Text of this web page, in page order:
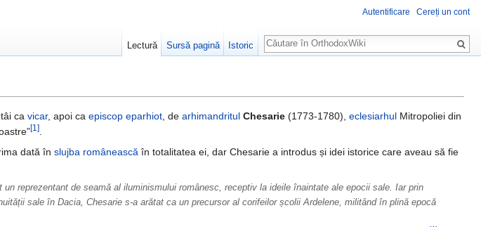
ca vicar, apoi ca episcop eparhiot, de arhimandritul Chesarie (1773-1780), eclesiarhul Mitropoliei din
[1].
dată în slujba românească în totalitatea ei, dar Chesarie a introdus și idei istorice care aveau să fie
reprezentant de seamă al iluminismului românesc, receptiv la ideile înaintate ale epocii sale. Iar prin
sale în Dacia, Chesarie s-a arătat ca un precursor al corifeilor școlii Ardelene, militând în plină epocă
Autentificare Cereți un cont
Lectură Sursă pagină Istoric
Căutare